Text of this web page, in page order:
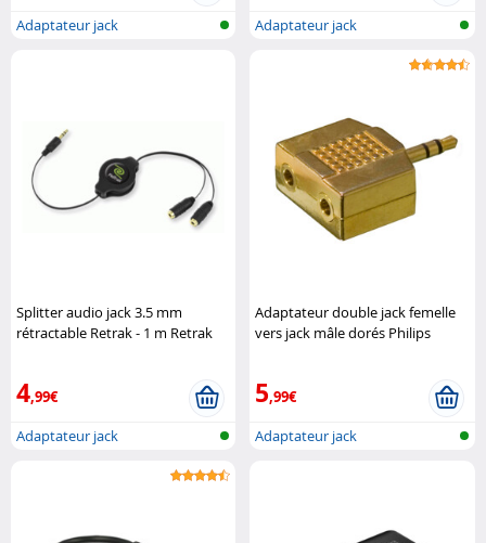
Adaptateur jack
Adaptateur jack
Splitter audio jack 3.5 mm
rétractable Retrak - 1 m Retrak
4,99€
Adaptateur jack
Adaptateur double jack femelle
vers jack mâle dorés Philips
5,99€
Adaptateur jack